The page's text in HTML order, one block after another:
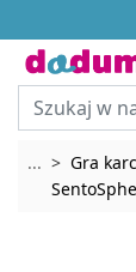
... Rozwiń
Gra